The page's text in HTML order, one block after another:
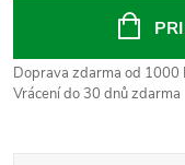
Doprava zdarma od 1000
Vrácení do 30 dnů zdarma